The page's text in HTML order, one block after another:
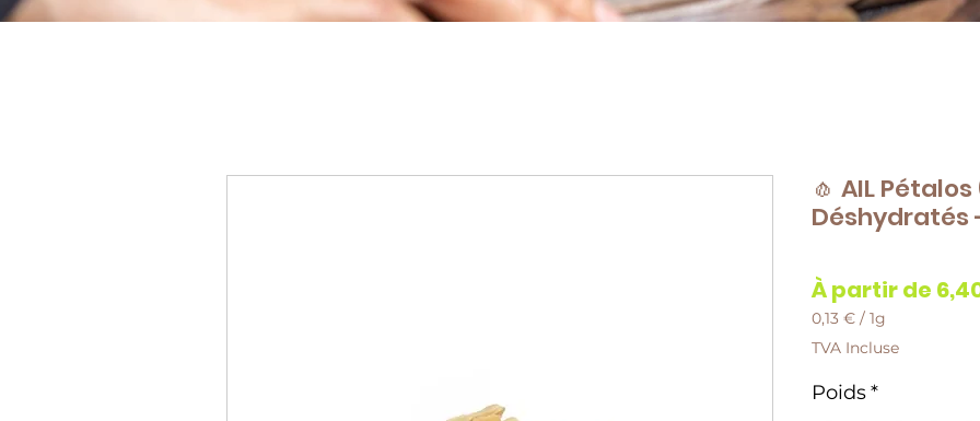
🧄 AIL
Déshydratés
À partir de
0,13 € / 1g
0,13 €
pour
1
Gramme
TVA Incluse
Poids*